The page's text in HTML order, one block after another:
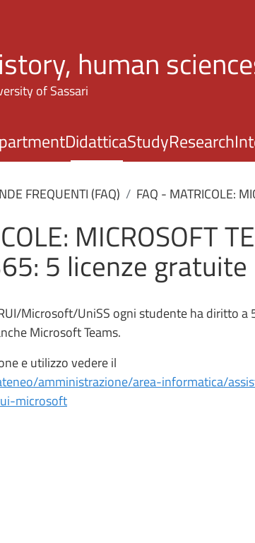
human
of Sassari
DidatticaStudyResearch
FREQUENTI (FAQ) FAQ - MATRICOLE:
MICROSOFT
5 licenze gratuite
Microsoft/UniSS ogni studente ha diritto a
Microsoft Teams.
e utilizzo vedere il
amministrazione/area-informatica/
microsoft